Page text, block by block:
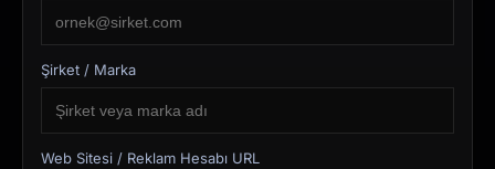
Şirket / Marka
Web Sitesi / Reklam Hesabı URL